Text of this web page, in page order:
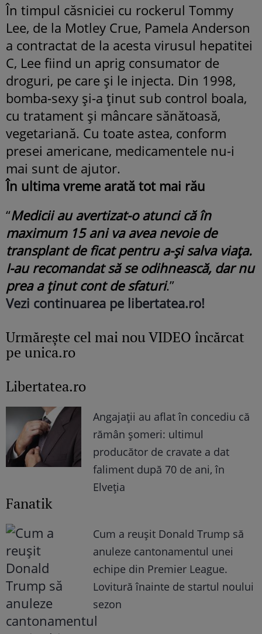
În timpul căsniciei cu rockerul Tommy
Lee, de la Motley Crue, Pamela Anderson
a contractat de la acesta virusul hepatitei
C, Lee fiind un aprig consumator de
droguri, pe care şi le injecta. Din 1998,
bomba-sexy şi-a ţinut sub control boala,
cu tratament şi mâncare sănătoasă,
vegetariană. Cu toate astea, conform
presei americane, medicamentele nu-i
mai sunt de ajutor.
În ultima vreme arată tot mai rău
“Medicii au avertizat-o atunci că în
maximum 15 ani va avea nevoie de
transplant de ficat pentru a-şi salva viaţa.
I-au recomandat să se odihnească, dar nu
prea a ţinut cont de sfaturi.”
Vezi continuarea pe libertatea.ro!
Urmăreşte cel mai nou VIDEO încărcat
pe unica.ro
Libertatea.ro
Angajații au aflat în concediu că
rămân șomeri: ultimul
producător de cravate a dat
faliment după 70 de ani, în
Elveția
Fanatik
Cum a reușit Donald Trump să
anuleze cantonamentul unei
echipe din Premier League.
Lovitură înainte de startul noului
sezon